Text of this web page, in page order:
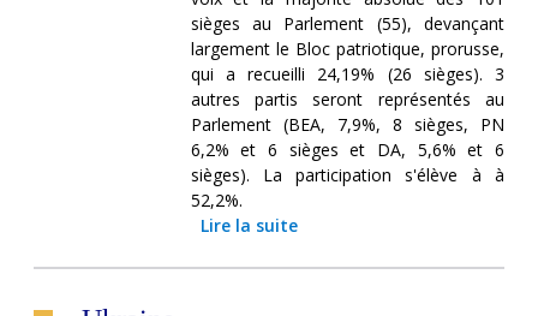
sièges au Parlement (55), devançant
largement le Bloc patriotique, prorusse,
qui a recueilli 24,19% (26 sièges). 3
autres partis seront représentés au
Parlement (BEA, 7,9%, 8 sièges, PN
6,2% et 6 sièges et DA, 5,6% et 6
sièges). La participation s'élève à à
52,2%.
Lire la suite